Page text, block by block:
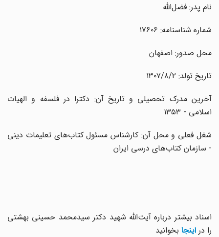
نام پدر: فضل‌الله
شماره شناسنامه: ۱۷۶۰۶
محل صدور: اصفهان
تاریخ تولد: ۱۳۰۷/۸/۲
آخرین مدرک تحصیلی و تاریخ آن: دکترا در فلسفه و الهیات
اسلامی - ۱۳۵۳
شغل فعلی و محل آن: کارشناس مسئول کتاب‌های تعلیمات دینی
- سازمان کتاب‌های درسی ایران
اسناد بیشتر درباره آیت‌الله شهید دکتر سیدمحمد حسینی بهشتی
را دراینجابخوانید